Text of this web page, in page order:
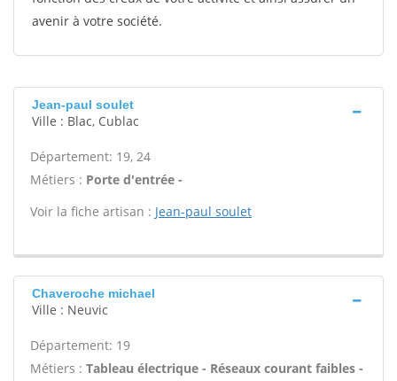
avenir à votre société.
Jean-paul soulet
Ville : Blac, Cublac
Département: 19, 24
Métiers : Porte d'entrée -
Voir la fiche artisan : Jean-paul soulet
Chaveroche michael
Ville : Neuvic
Département: 19
Métiers : Tableau électrique - Réseaux courant faibles -